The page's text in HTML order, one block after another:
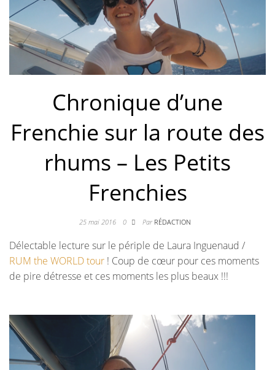
Chronique d’une
Frenchie sur la route des
rhums – Les Petits
Frenchies
25 mai 2016 0 Par RÉDACTION
Délectable lecture sur le périple de Laura Inguenaud /
RUM the WORLD tour ! Coup de cœur pour ces moments
de pire détresse et ces moments les plus beaux !!!